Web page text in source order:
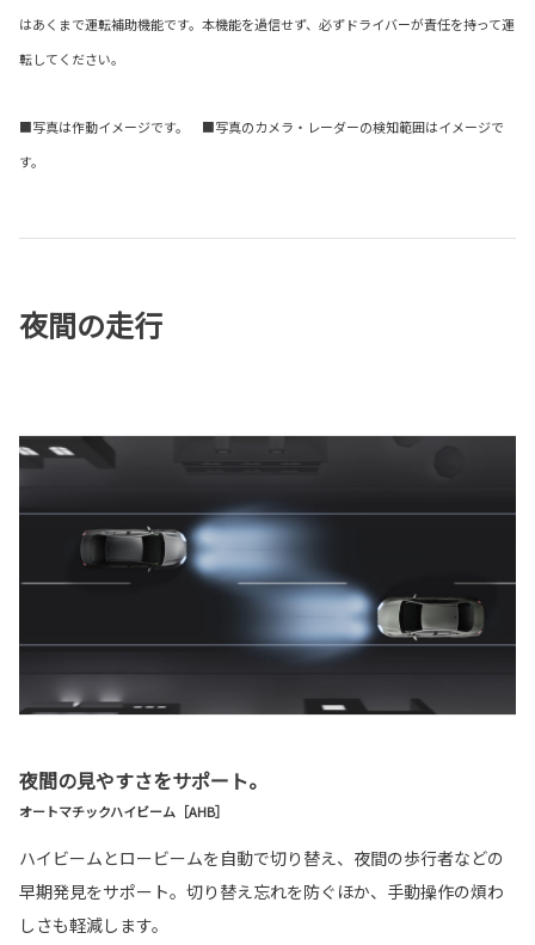
はあくまで運転補助機能です。本機能を過信せず、必ずドライバーが責任を持って運
転してください。
■写真は作動イメージです。 ■写真のカメラ・レーダーの検知範囲はイメージで
す。
夜間の走行
夜間の見やすさをサポート。
オートマチックハイビーム［AHB］
ハイビームとロービームを自動で切り替え、夜間の歩行者などの
早期発見をサポート。切り替え忘れを防ぐほか、手動操作の煩わ
しさも軽減します。